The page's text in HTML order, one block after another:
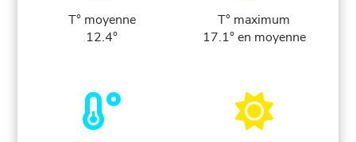
T° moyenne
12.4°
T° maximum
17.1° en moyenne